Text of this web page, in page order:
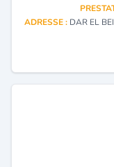
ADRESSE : DAR EL